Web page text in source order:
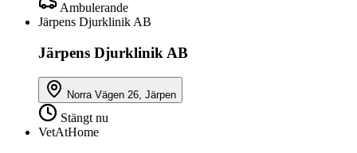
Ambulerande
Järpens Djurklinik AB
Järpens Djurklinik AB
Norra Vägen 26, Järpen
Stängt nu
VetAtHome